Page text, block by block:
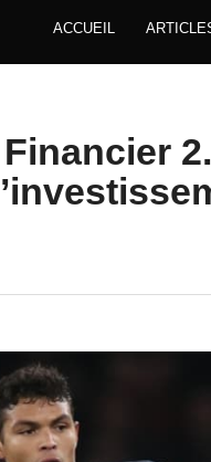
ACCUEIL